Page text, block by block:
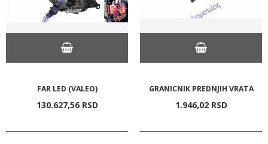
FAR LED (VALEO)
130.627,56 RSD
GRANICNIK PREDNJIH VRATA
1.946,02 RSD